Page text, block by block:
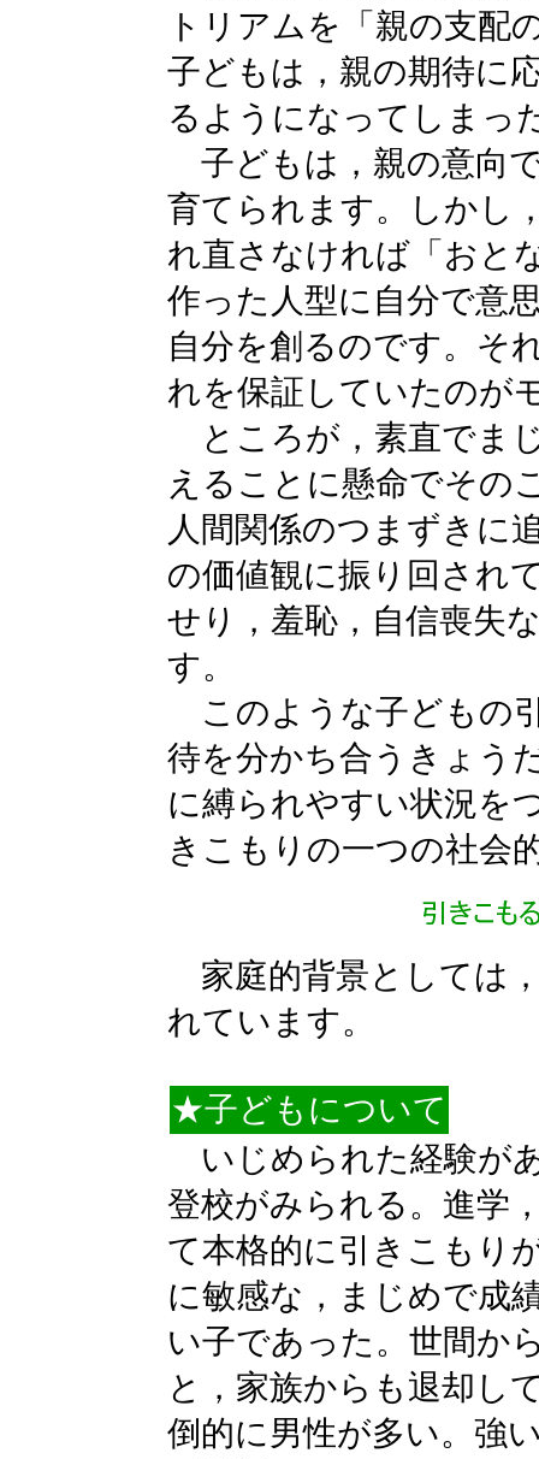
トリアムを「親の支配
子どもは，親の期待に
るようになってしまっ
子どもは，親の意向
育てられます。しかし
れ直さなければ「おと
作った人型に自分で意
自分を創るのです。そ
れを保証していたのが
ところが，素直でま
えることに懸命でその
人間関係のつまずきに
の価値観に振り回され
せり，羞恥，自信喪失
す。
このような子どもの
待を分かち合うきょう
に縛られやすい状況を
きこもりの一つの社会
家庭的背景としては
れています。
★子どもについて
いじめられた経験が
登校がみられる。進学
て本格的に引きこもり
に敏感な，まじめで成
い子であった。世間か
と，家族からも退却し
倒的に男性が多い。強